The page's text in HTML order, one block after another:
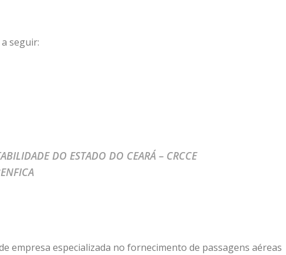
seguir:
DO ESTADO DO CEARÁ – CRCCE
empresa especializada no fornecimento de passagens aéreas